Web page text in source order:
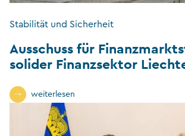
Stabilität und Sicherheit
Ausschuss für
solider Finanzsektor
weiterlesen